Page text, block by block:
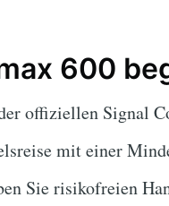
600
offiziellen Signal
mit einer
Sie risikofreien